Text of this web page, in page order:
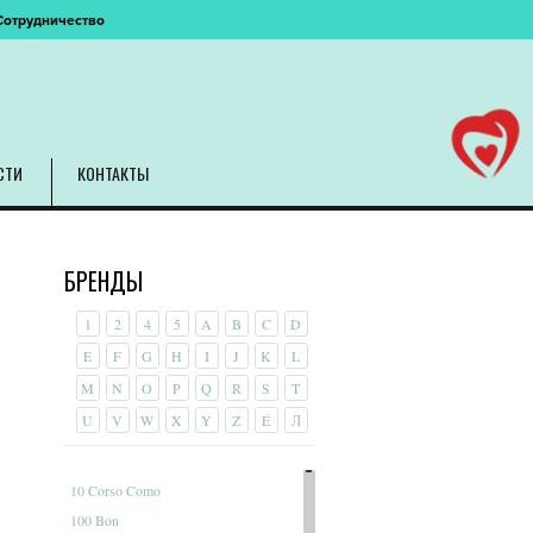
КОНТАКТЫ
БРЕНДЫ
1 2 4 5 A B C
D
E
F G H I J K
L
M
N O P Q R S
T
U
V W X Y Z É Л
10 Corso Como
100 Bon